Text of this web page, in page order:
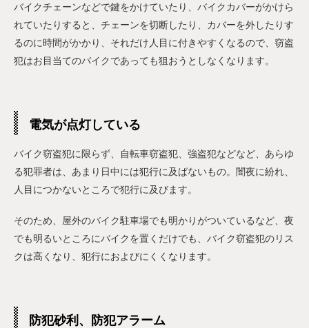
バイクチェーンなどで鍵をかけていたり、バイクカバーがかけら
れていたりすると、チェーンを切断したり、カバーを外したりす
るのに時間がかかり、それだけ人目に付きやすくなるので、窃盗
犯はお目当てのバイクであっても狙おうとしなくなります。
電気が点灯している
バイク窃盗犯に限らず、自転車窃盗犯、強盗犯などなど、あらゆ
る犯罪者は、あまり日中には犯行に及ばないもの。闇夜に紛れ、
人目につかないところで犯行に及びます。
そのため、屋外のバイク駐車場でも明かりがついているなど、夜
でも明るいところにバイクを置くだけでも、バイク窃盗犯のリス
クは高くなり、犯行におよびにくくなります。
防犯砂利、防犯アラーム